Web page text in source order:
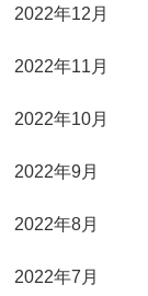
2022年12月
2022年11月
2022年10月
2022年9月
2022年8月
2022年7月